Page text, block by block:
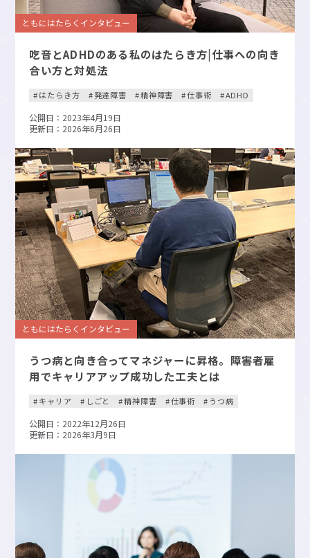
ともにはたらくインタビュー
吃音とADHDのある私のはたらき方|仕事への向き
合い方と対処法
はたらき方 発達障害 精神障害 仕事術 ADHD
公開日：2023年4月19日
更新日：2026年6月26日
ともにはたらくインタビュー
うつ病と向き合ってマネジャーに昇格。障害者雇
用でキャリアアップ成功した工夫とは
キャリア しごと 精神障害 仕事術 うつ病
公開日：2022年12月26日
更新日：2026年3月9日